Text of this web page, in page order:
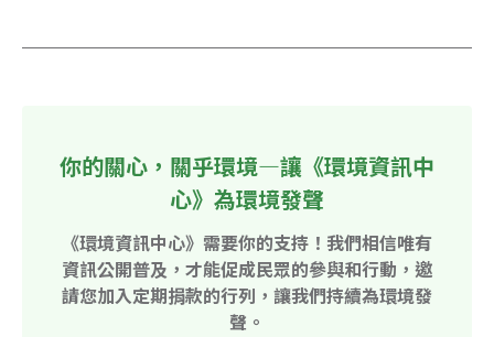
你的關心，關乎環境—讓《環境資訊中
心》為環境發聲
《環境資訊中心》需要你的支持！我們相信唯有
資訊公開普及，才能促成民眾的參與和行動，邀
請您加入定期捐款的行列，讓我們持續為環境發
聲。